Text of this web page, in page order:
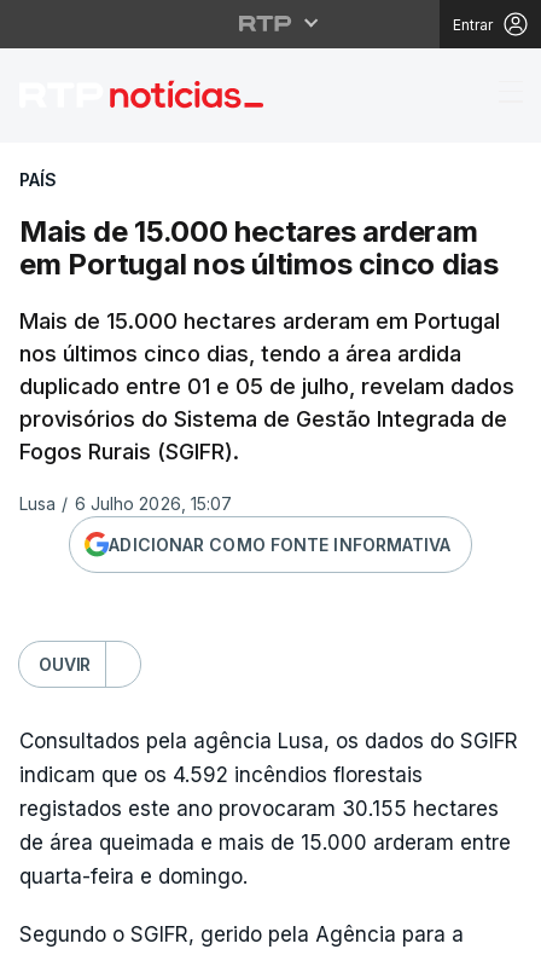
Entrar
Mais de 15.000
PAÍS
Mais de 15.000 hectares arderam
em Portugal nos últimos cinco dias
Mais de 15.000 hectares arderam em Portugal
nos últimos cinco dias, tendo a área ardida
duplicado entre 01 e 05 de julho, revelam dados
provisórios do Sistema de Gestão Integrada de
Fogos Rurais (SGIFR).
Lusa / 6 Julho 2026, 15:07
ADICIONAR COMO FONTE INFORMATIVA
OUVIR
Consultados pela agência Lusa, os dados do SGIFR
indicam que os 4.592 incêndios florestais
registados este ano provocaram 30.155 hectares
de área queimada e mais de 15.000 arderam entre
quarta-feira e domingo.
Segundo o SGIFR, gerido pela Agência para a